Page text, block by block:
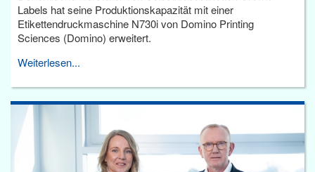
Labels hat seine Produktionskapazität mit einer
Etikettendruckmaschine N730i von Domino Printing
Sciences (Domino) erweitert.
Weiterlesen...